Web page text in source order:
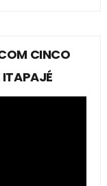
CINCO
ITAPAJÉ